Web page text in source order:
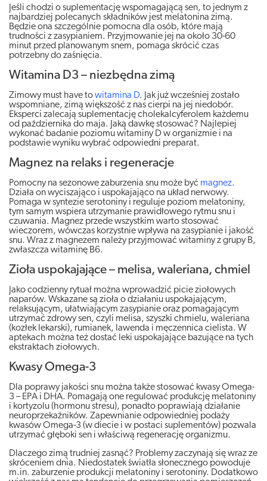
Jeśli chodzi o suplementację wspomagającą sen, to jednym z
najbardziej polecanych składników jest melatonina zimą.
Będzie ona szczególnie pomocna dla osób, które mają
trudności z zasypianiem. Przyjmowanie jej na około 30-60
minut przed planowanym snem, pomaga skrócić czas
potrzebny do zaśnięcia.
Witamina D3 – niezbędna zimą
Zimowy must have towitamina D. Jak już wcześniej zostało
wspomniane, zimą większość z nas cierpi na jej niedobór.
Eksperci zalecają suplementację cholekalcyferolem każdemu
od października do maja. Jaką dawkę stosować? Najlepiej
wykonać badanie poziomu witaminy D w organizmie i na
podstawie wyniku wybrać odpowiedni preparat.
Magnez na relaks i regeneracje
Pomocny na sezonowe zaburzenia snu może być magnez.
Działa on wyciszająco i uspokajająco na układ nerwowy.
Pomaga w syntezie serotoniny i reguluje poziom melatoniny,
tym samym wspiera utrzymanie prawidłowego rytmu snu i
czuwania. Magnez przede wszystkim warto stosować
wieczorem, wówczas korzystnie wpływa na zasypianie i jakość
snu. Wraz z magnezem należy przyjmować witaminy z grupy B,
zwłaszcza witaminę B6.
Zioła uspokajające – melisa, waleriana, chmiel
Jako codzienny rytuał można wprowadzić picie ziołowych
naparów. Wskazane są zioła o działaniu uspokajającym,
relaksującym, ułatwiającym zasypianie oraz pomagającym
utrzymać zdrowy sen, czyli melisa, szyszki chmielu, waleriana
(kozłek lekarski), rumianek, lawenda i męczennica cielista. W
aptekach można też dostać leki uspokajające bazujące na tych
ekstraktach ziołowych.
Kwasy Omega-3
Dla poprawy jakości snu można także stosować kwasy Omega-
3 – EPA i DHA. Pomagają one regulować produkcję melatoniny
i kortyzolu (hormonu stresu), ponadto poprawiają działanie
neuroprzekaźników. Zapewnianie odpowiedniej podaży
kwasów Omega-3 (w diecie i w postaci suplementów) pozwala
utrzymać głęboki sen i właściwą regenerację organizmu.
Dlaczego zimą trudniej zasnąć? Problemy zaczynają się wraz ze
skróceniem dnia. Niedostatek światła słonecznego powoduje
m.in. zaburzenie produkcji melatoniny i serotoniny. Dodatkowo